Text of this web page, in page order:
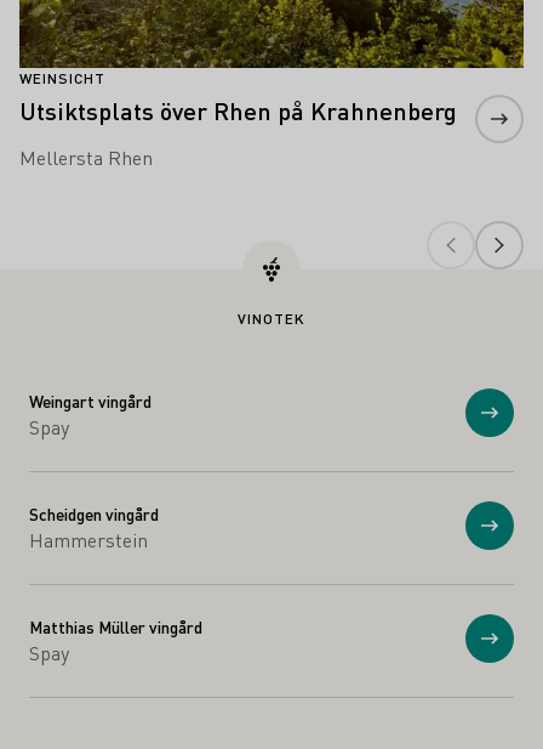
WEINSICHT
Utsiktsplats över Rhen på Krahnenberg
Mellersta Rhen
VINOTEK
Weingart vingård
Spay Visa
Scheidgen vingård
Hammerstein Visa
Matthias Müller vingård
Spay Visa